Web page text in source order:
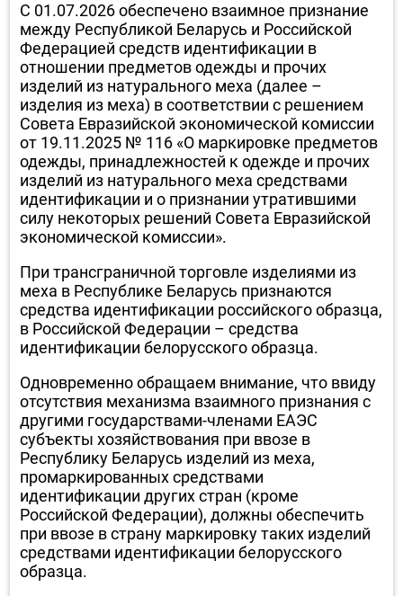
С 01.07.2026 обеспечено взаимное признание
между Республикой Беларусь и Российской
Федерацией средств идентификации в
отношении предметов одежды и прочих
изделий из натурального меха (далее –
изделия из меха) в соответствии с решением
Совета Евразийской экономической комиссии
от 19.11.2025 № 116 «О маркировке предметов
одежды, принадлежностей к одежде и прочих
изделий из натурального меха средствами
идентификации и о признании утратившими
силу некоторых решений Совета Евразийской
экономической комиссии».
При трансграничной торговле изделиями из
меха в Республике Беларусь признаются
средства идентификации российского образца,
в Российской Федерации – средства
идентификации белорусского образца.
Одновременно обращаем внимание, что ввиду
отсутствия механизма взаимного признания с
другими государствами-членами ЕАЭС
субъекты хозяйствования при ввозе в
Республику Беларусь изделий из меха,
промаркированных средствами
идентификации других стран (кроме
Российской Федерации), должны обеспечить
при ввозе в страну маркировку таких изделий
средствами идентификации белорусского
образца.